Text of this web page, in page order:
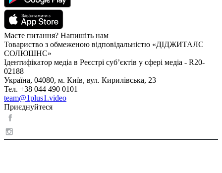
Маєте питання? Напишіть нам
Товариство з обмеженою відповідальністю «ДІДЖИТАЛС
СОЛЮШНС»
Ідентифікатор медіа в Реєстрі суб’єктів у сфері медіа - R20-
02188
Україна, 04080, м. Київ, вул. Кирилівська, 23
Тел. +38 044 490 0101
team@1plus1.video
Приєднуйтеся